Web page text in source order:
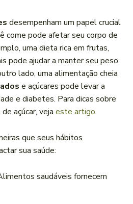
desempenham um papel crucial
come pode afetar seu corpo de
uma dieta rica em frutas,
pode ajudar a manter seu peso
lado, uma alimentação cheia
e açúcares pode levar a
e diabetes. Para dicas sobre
açúcar, veja este artigo.
que seus hábitos
sua saúde:
saudáveis fornecem